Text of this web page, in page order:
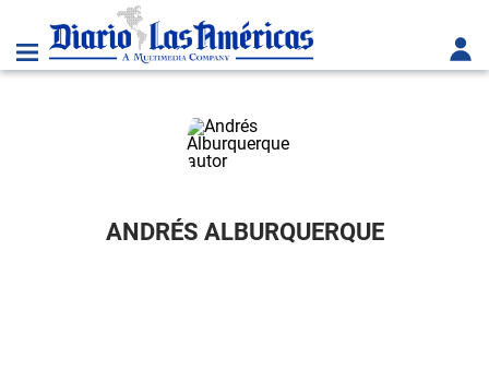
ANDRÉS ALBURQUERQUE